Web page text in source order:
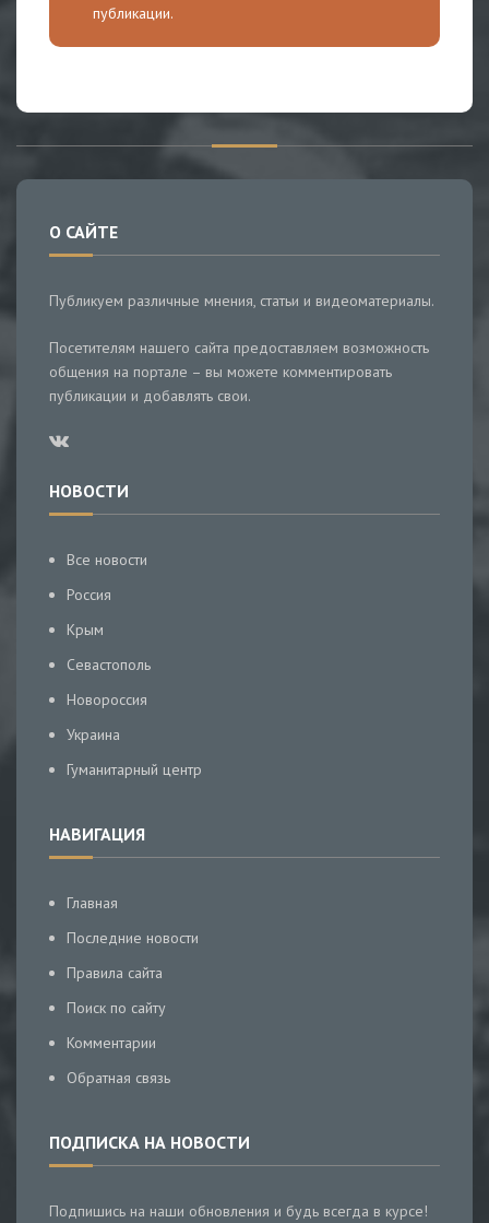
публикации.
О САЙТЕ
Публикуем различные мнения, статьи и видеоматериалы.
Посетителям нашего сайта предоставляем возможность
общения на портале – вы можете комментировать
публикации и добавлять свои.
НОВОСТИ
Все новости
Россия
Крым
Севастополь
Новороссия
Украина
Гуманитарный центр
НАВИГАЦИЯ
Главная
Последние новости
Правила сайта
Поиск по сайту
Комментарии
Обратная связь
ПОДПИСКА НА НОВОСТИ
Подпишись на наши обновления и будь всегда в курсе!